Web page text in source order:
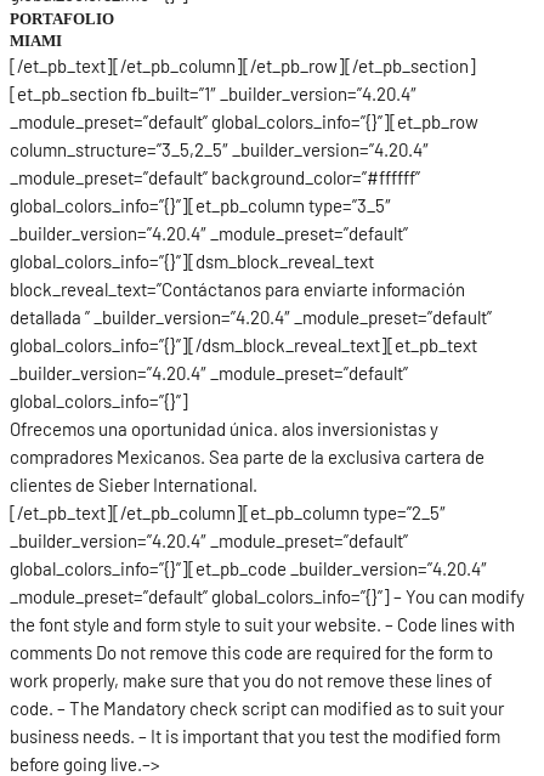
PORTAFOLIO
MIAMI
[/et_pb_text][/et_pb_column][/et_pb_row][/et_pb_section]
[et_pb_section fb_built=”1″ _builder_version=”4.20.4″
_module_preset=”default” global_colors_info=”{}”][et_pb_row
column_structure=”3_5,2_5″ _builder_version=”4.20.4″
_module_preset=”default” background_color=”#ffffff”
global_colors_info=”{}”][et_pb_column type=”3_5″
_builder_version=”4.20.4″ _module_preset=”default”
global_colors_info=”{}”][dsm_block_reveal_text
block_reveal_text=”Contáctanos para enviarte información
detallada ” _builder_version=”4.20.4″ _module_preset=”default”
global_colors_info=”{}”][/dsm_block_reveal_text][et_pb_text
_builder_version=”4.20.4″ _module_preset=”default”
global_colors_info=”{}”]
Ofrecemos una oportunidad única. alos inversionistas y
compradores Mexicanos. Sea parte de la exclusiva cartera de
clientes de Sieber International.
[/et_pb_text][/et_pb_column][et_pb_column type=”2_5″
_builder_version=”4.20.4″ _module_preset=”default”
global_colors_info=”{}”][et_pb_code _builder_version=”4.20.4″
_module_preset=”default” global_colors_info=”{}”] – You can modify
the font style and form style to suit your website. – Code lines with
comments Do not remove this code are required for the form to
work properly, make sure that you do not remove these lines of
code. – The Mandatory check script can modified as to suit your
business needs. – It is important that you test the modified form
before going live.–>